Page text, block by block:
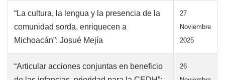
“La cultura, la lengua y la presencia de la
comunidad sorda, enriquecen a
Michoacán”: Josué Mejía
27
Noviembre
2025
“Articular acciones conjuntas en beneficio
26